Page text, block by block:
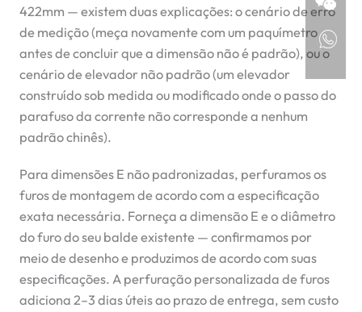
422mm — existem duas explicações: o cenário de erro
de medição (meça novamente com um paquímetro
antes de concluir que a dimensão não é padrão), ou o
cenário de elevador não padrão (um elevador
construído sob medida ou modificado onde o passo do
parafuso da corrente não corresponde a nenhum
padrão chinês).
Para dimensões E não padronizadas, perfuramos os
furos de montagem de acordo com a especificação
exata necessária. Forneça a dimensão E e o diâmetro
do furo do seu balde existente — confirmamos por
meio de desenho e produzimos de acordo com suas
especificações. A perfuração personalizada de furos
adiciona 2–3 dias úteis ao prazo de entrega, sem custo